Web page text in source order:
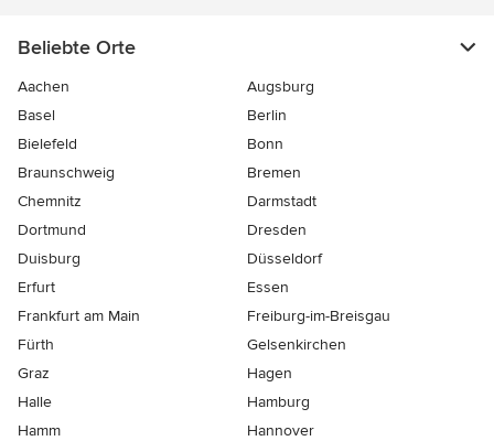
Beliebte Orte
Aachen
Augsburg
Basel
Berlin
Bielefeld
Bonn
Braunschweig
Bremen
Chemnitz
Darmstadt
Dortmund
Dresden
Duisburg
Düsseldorf
Erfurt
Essen
Frankfurt am Main
Freiburg-im-Breisgau
Fürth
Gelsenkirchen
Graz
Hagen
Halle
Hamburg
Hamm
Hannover